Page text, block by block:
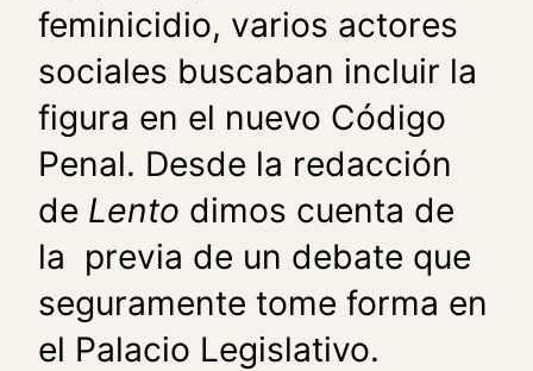
feminicidio, varios actores
sociales buscaban incluir la
figura en el nuevo Código
Penal. Desde la redacción
de Lento dimos cuenta de
la previa de un debate que
seguramente tome forma en
el Palacio Legislativo.